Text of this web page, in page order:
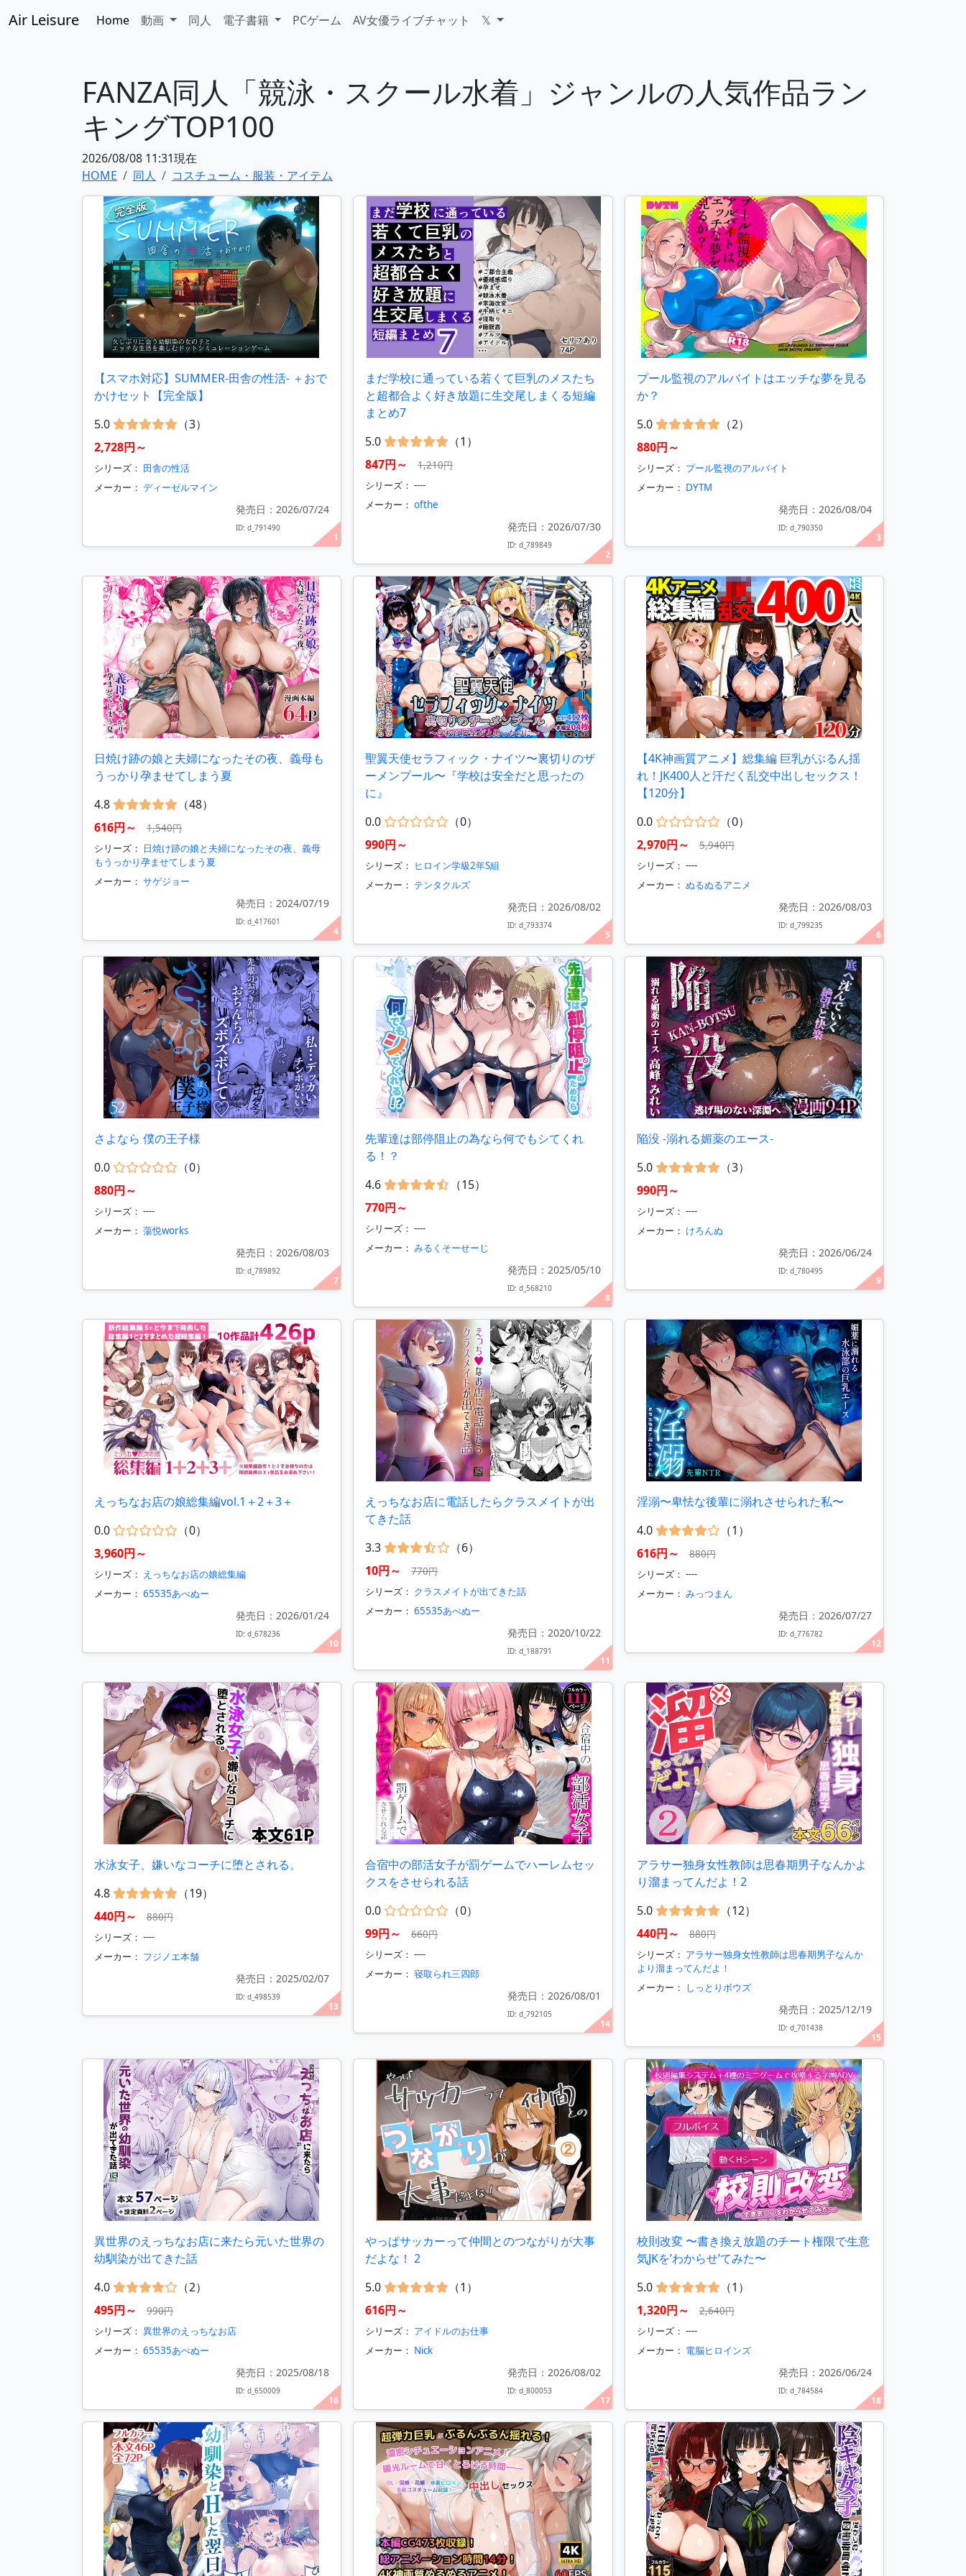
Air Leisure Home 動画 同人 電子書籍 PCゲーム AV女優ライブチャット 𝕏
FANZA同人「競泳・スクール水着」ジャンルの人気作品ラン
キングTOP100
2026/08/08 11:31現在
HOME
同人 コスチューム・服装・アイテム
1
【スマホ対応】SUMMER-田舎の性活- ＋おで
かけセット【完全版】
5.0
（3）
2,728円～
シリーズ： 田舎の性活
メーカー： ディーゼルマイン
発売日：2026/07/24
ID: d_791490
2
まだ学校に通っている若くて巨乳のメスたち
と超都合よく好き放題に生交尾しまくる短編
まとめ7
5.0
（1）
847円～
1,210円
シリーズ： ----
メーカー：ofthe
発売日：2026/07/30
ID: d_789849
3
プール監視のアルバイトはエッチな夢を見る
か？
5.0
（2）
880円～
シリーズ： プール監視のアルバイト
メーカー： DYTM
発売日：2026/08/04
ID: d_790350
4
日焼け跡の娘と夫婦になったその夜、義母も
うっかり孕ませてしまう夏
4.8
（48）
616円～
1,540円
シリーズ： 日焼け跡の娘と夫婦になったその夜、義母
もうっかり孕ませてしまう夏
メーカー： サゲジョー
発売日：2024/07/19
ID: d_417601
5
聖翼天使セラフィック・ナイツ〜裏切りのザ
ーメンプール〜『学校は安全だと思ったの
に』
0.0
（0）
990円～
シリーズ： ヒロイン学級2年S組
メーカー： テンタクルズ
発売日：2026/08/02
ID: d_793374
6
【4K神画質アニメ】総集編 巨乳がぶるん揺
れ！JK400人と汗だく乱交中出しセックス！
【120分】
0.0
（0）
2,970円～
5,940円
シリーズ： ----
メーカー： ぬるぬるアニメ
発売日：2026/08/03
ID: d_799235
7
さよなら 僕の王子様
0.0
（0）
880円～
シリーズ： ----
メーカー： 蕩悦works
発売日：2026/08/03
ID: d_789892
8
先輩達は部停阻止の為なら何でもシてくれ
る！？
4.6
（15）
770円～
シリーズ： ----
メーカー：みるくそーせーじ
発売日：2025/05/10
ID: d_568210
9
陥没 -溺れる媚薬のエース-
5.0
（3）
990円～
シリーズ： ----
メーカー： けろんぬ
発売日：2026/06/24
ID: d_780495
10
えっちなお店の娘総集編vol.1＋2＋3＋
0.0
（0）
3,960円～
シリーズ： えっちなお店の娘総集編
メーカー： 65535あべぬー
発売日：2026/01/24
ID: d_678236
11
えっちなお店に電話したらクラスメイトが出
てきた話
3.3
（6）
10円～
770円
シリーズ： クラスメイトが出てきた話
メーカー：65535あべぬー
発売日：2020/10/22
ID: d_188791
12
淫溺〜卑怯な後輩に溺れさせられた私〜
4.0
（1）
616円～
880円
シリーズ： ----
メーカー： みっつまん
発売日：2026/07/27
ID: d_776782
13
水泳女子、嫌いなコーチに堕とされる。
4.8
（19）
440円～
880円
シリーズ： ----
メーカー： フジノエ本舗
発売日：2025/02/07
ID: d_498539
14
合宿中の部活女子が罰ゲームでハーレムセッ
クスをさせられる話
0.0
（0）
99円～
660円
シリーズ： ----
メーカー：寝取られ三四郎
発売日：2026/08/01
ID: d_792105
15
アラサー独身女性教師は思春期男子なんかよ
り溜まってんだよ！2
5.0
（12）
440円～
880円
シリーズ： アラサー独身女性教師は思春期男子なんか
より溜まってんだよ！
メーカー： しっとりボウズ
発売日：2025/12/19
ID: d_701438
16
異世界のえっちなお店に来たら元いた世界の
幼馴染が出てきた話
4.0
（2）
495円～
990円
シリーズ： 異世界のえっちなお店
メーカー： 65535あべぬー
発売日：2025/08/18
ID: d_650009
17
やっぱサッカーって仲間とのつながりが大事
だよな！ 2
5.0
（1）
616円～
シリーズ： アイドルのお仕事
メーカー： Nick
発売日：2026/08/02
ID: d_800053
18
校則改変 〜書き換え放題のチート権限で生意
気JKを’わからせ’てみた〜
5.0
（1）
1,320円～
2,640円
シリーズ： ----
メーカー： 電脳ヒロインズ
発売日：2026/06/24
ID: d_784584